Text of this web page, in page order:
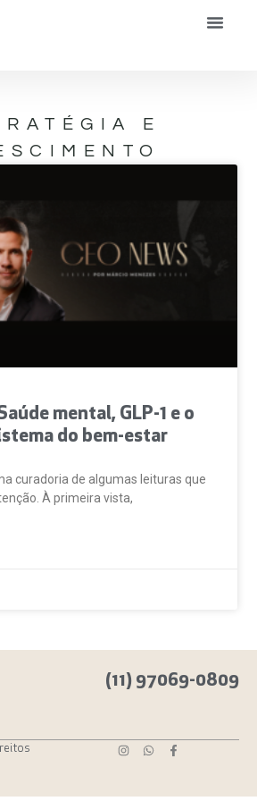
E
mental, GLP-1 e o
do bem-estar
curadoria de algumas leituras que
À primeira vista,
(11) 97069-0809